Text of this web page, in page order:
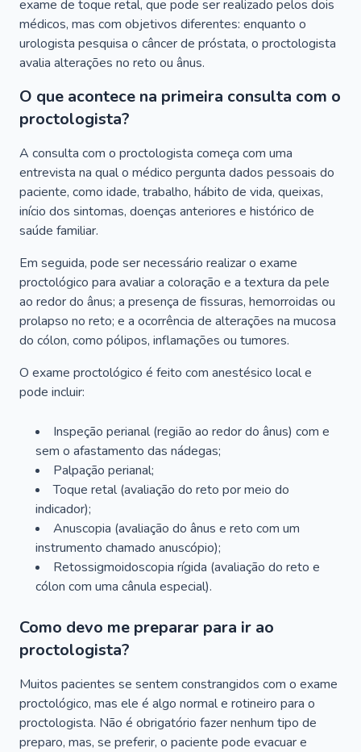
exame de toque retal, que pode ser realizado pelos dois
médicos, mas com objetivos diferentes: enquanto o
urologista pesquisa o câncer de próstata, o proctologista
avalia alterações no reto ou ânus.
O que acontece na primeira consulta com o
proctologista?
A consulta com o proctologista começa com uma
entrevista na qual o médico pergunta dados pessoais do
paciente, como idade, trabalho, hábito de vida, queixas,
início dos sintomas, doenças anteriores e histórico de
saúde familiar.
Em seguida, pode ser necessário realizar o exame
proctológico para avaliar a coloração e a textura da pele
ao redor do ânus; a presença de fissuras, hemorroidas ou
prolapso no reto; e a ocorrência de alterações na mucosa
do cólon, como pólipos, inflamações ou tumores.
O exame proctológico é feito com anestésico local e
pode incluir:
Inspeção perianal (região ao redor do ânus) com e
sem o afastamento das nádegas;
Palpação perianal;
Toque retal (avaliação do reto por meio do
indicador);
Anuscopia (avaliação do ânus e reto com um
instrumento chamado anuscópio);
Retossigmoidoscopia rígida (avaliação do reto e
cólon com uma cânula especial).
Como devo me preparar para ir ao
proctologista?
Muitos pacientes se sentem constrangidos com o exame
proctológico, mas ele é algo normal e rotineiro para o
proctologista. Não é obrigatório fazer nenhum tipo de
preparo, mas, se preferir, o paciente pode evacuar e